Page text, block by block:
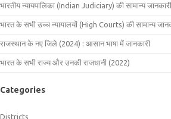
भारतीय न्यायपालिका (Indian Judiciary) की सामान्य जानकारी
भारत के सभी उच्च न्यायालयों (High Courts) की सामान्य
राजस्थान के नए जिले (2024) : आसान भाषा में जानकारी
भारत के सभी राज्य और उनकी राजधानी (2022)
Categories
Districts